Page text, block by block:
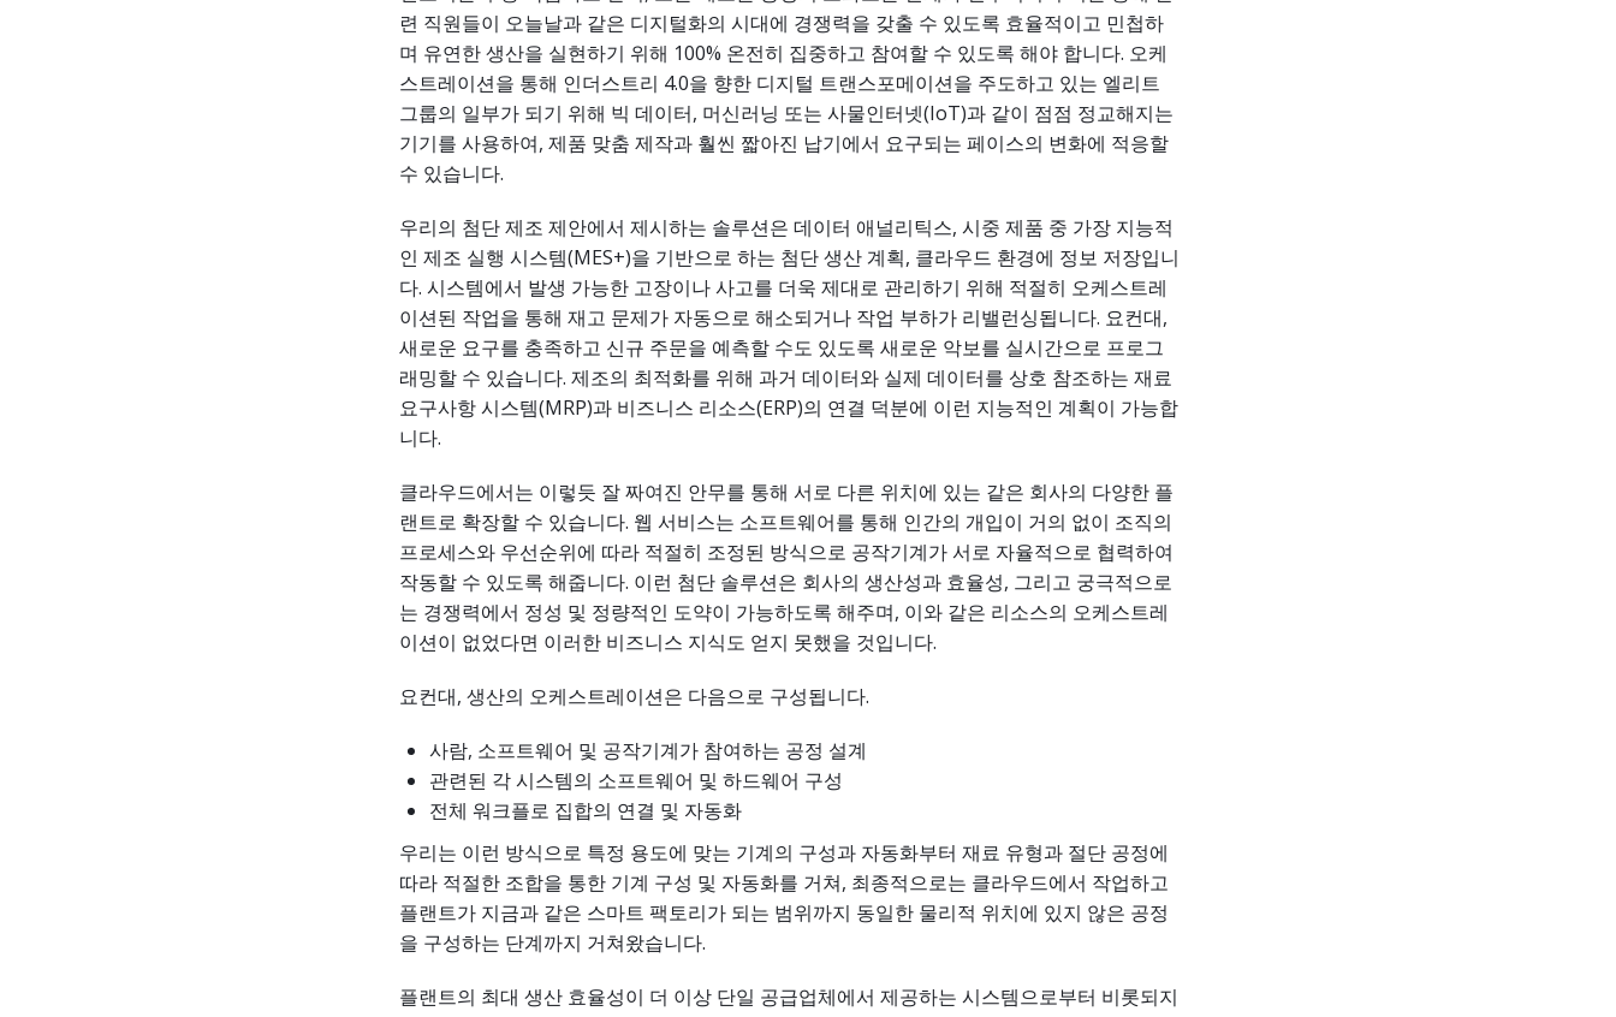
련 직원들이 오늘날과 같은 디지털화의 시대에 경쟁력을 갖출 수 있도록 효율적이고 민첩하
며 유연한 생산을 실현하기 위해 100% 온전히 집중하고 참여할 수 있도록 해야 합니다. 오케
스트레이션을 통해 인더스트리 4.0을 향한 디지털 트랜스포메이션을 주도하고 있는 엘리트
그룹의 일부가 되기 위해 빅 데이터, 머신러닝 또는 사물인터넷(IoT)과 같이 점점 정교해지는
기기를 사용하여, 제품 맞춤 제작과 훨씬 짧아진 납기에서 요구되는 페이스의 변화에 적응할
수 있습니다.
우리의 첨단 제조 제안에서 제시하는 솔루션은 데이터 애널리틱스, 시중 제품 중 가장 지능적
인 제조 실행 시스템(MES+)을 기반으로 하는 첨단 생산 계획, 클라우드 환경에 정보 저장입니
다. 시스템에서 발생 가능한 고장이나 사고를 더욱 제대로 관리하기 위해 적절히 오케스트레
이션된 작업을 통해 재고 문제가 자동으로 해소되거나 작업 부하가 리밸런싱됩니다. 요컨대,
새로운 요구를 충족하고 신규 주문을 예측할 수도 있도록 새로운 악보를 실시간으로 프로그
래밍할 수 있습니다. 제조의 최적화를 위해 과거 데이터와 실제 데이터를 상호 참조하는 재료
요구사항 시스템(MRP)과 비즈니스 리소스(ERP)의 연결 덕분에 이런 지능적인 계획이 가능합
니다.
클라우드에서는 이렇듯 잘 짜여진 안무를 통해 서로 다른 위치에 있는 같은 회사의 다양한 플
랜트로 확장할 수 있습니다. 웹 서비스는 소프트웨어를 통해 인간의 개입이 거의 없이 조직의
프로세스와 우선순위에 따라 적절히 조정된 방식으로 공작기계가 서로 자율적으로 협력하여
작동할 수 있도록 해줍니다. 이런 첨단 솔루션은 회사의 생산성과 효율성, 그리고 궁극적으로
는 경쟁력에서 정성 및 정량적인 도약이 가능하도록 해주며, 이와 같은 리소스의 오케스트레
이션이 없었다면 이러한 비즈니스 지식도 얻지 못했을 것입니다.
요컨대, 생산의 오케스트레이션은 다음으로 구성됩니다.
사람, 소프트웨어 및 공작기계가 참여하는 공정 설계
관련된 각 시스템의 소프트웨어 및 하드웨어 구성
전체 워크플로 집합의 연결 및 자동화
우리는 이런 방식으로 특정 용도에 맞는 기계의 구성과 자동화부터 재료 유형과 절단 공정에
따라 적절한 조합을 통한 기계 구성 및 자동화를 거쳐, 최종적으로는 클라우드에서 작업하고
플랜트가 지금과 같은 스마트 팩토리가 되는 범위까지 동일한 물리적 위치에 있지 않은 공정
을 구성하는 단계까지 거쳐왔습니다.
플랜트의 최대 생산 효율성이 더 이상 단일 공급업체에서 제공하는 시스템으로부터 비롯되지